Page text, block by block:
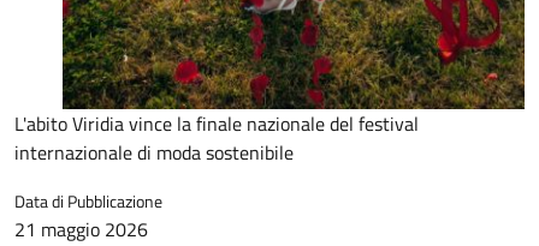
L'abito Viridia vince la finale nazionale del festival
internazionale di moda sostenibile
Data di Pubblicazione
21 maggio 2026